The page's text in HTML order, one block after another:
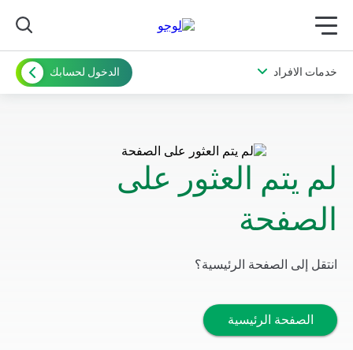
תפריט ראשי לנייד
خدمات الافراد الدخول لحسابك
لم يتم العثور على
الصفحة
انتقل إلى الصفحة الرئيسية؟
الصفحة الرئيسية